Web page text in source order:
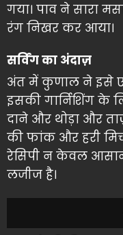
गया। पाव ने सारा
रंग निखर कर आया।
सर्विंग का अंदाज़
अंत में कुणाल ने इसे
इसकी गार्निशिंग के
दाने और थोड़ा और
की फांक और हरी
रेसिपी न केवल
लजीज है।